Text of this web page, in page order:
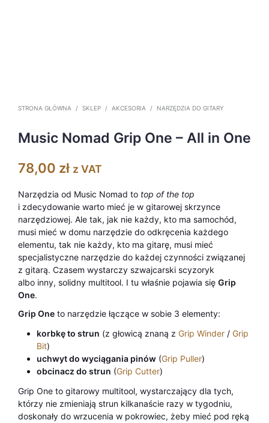
STRONA GŁÓWNA / SKLEP / AKCESORIA / NARZĘDZIA DO GITARY
Music Nomad Grip One – All in One
78,00 zł z VAT
Narzędzia od Music Nomad to top of the top
i zdecydowanie warto mieć je w gitarowej skrzynce
narzędziowej. Ale tak, jak nie każdy, kto ma samochód,
musi mieć w domu narzędzie do odkręcenia każdego
elementu, tak nie każdy, kto ma gitarę, musi mieć
specjalistyczne narzędzie do każdej czynności związanej
z gitarą. Czasem wystarczy szwajcarski scyzoryk
albo inny, solidny multitool. I tu właśnie pojawia się Grip
One.
Grip One to narzędzie łączące w sobie 3 elementy:
korbkę to strun (z głowicą znaną z Grip Winder/ Grip
Bit)
uchwyt do wyciągania pinów(Grip Puller)
obcinacz do strun (Grip Cutter)
Grip One to gitarowy multitool, wystarczający dla tych,
którzy nie zmieniają strun kilkanaście razy w tygodniu,
doskonały do wrzucenia w pokrowiec, żeby mieć pod ręką